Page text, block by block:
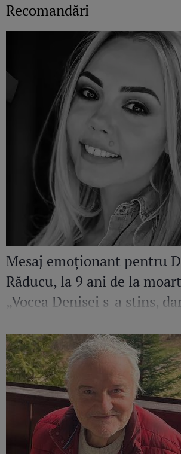
Recomandări
Mesaj emoționant pentru
Răducu, la 9 ani de la
„Vocea Denisei s-a stins,